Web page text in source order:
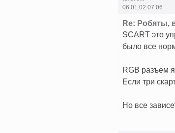
06.01.02 07:06
Re: Робяты,
SCART это
было все
RGB разъем
Если три
Но все